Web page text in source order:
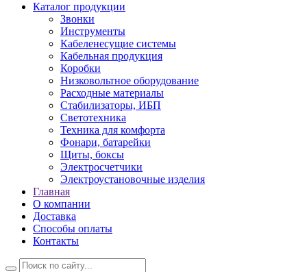
Каталог продукции
Звонки
Инструменты
Кабеленесущие системы
Кабельная продукция
Коробки
Низковольтное оборудование
Расходные материалы
Стабилизаторы, ИБП
Светотехника
Техника для комфорта
Фонари, батарейки
Щиты, боксы
Электросчетчики
Электроустановочные изделия
Главная
О компании
Доставка
Способы оплаты
Контакты